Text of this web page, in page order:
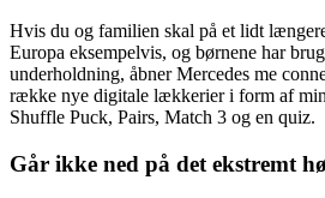
Hvis du og familien skal på et lidt
Europa eksempelvis, og børnene har
underholdning, åbner Mercedes me
række nye digitale lækkerier i form af
Shuffle Puck, Pairs, Match 3 og en quiz.
Går ikke ned på det ekstremt